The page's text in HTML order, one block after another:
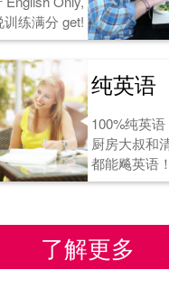
训练满分 get!
纯英语
100%纯英语
厨房大叔和
都能飚英语！
了解更多